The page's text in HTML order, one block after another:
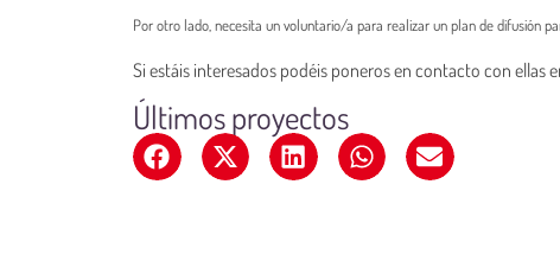
Por otro lado, necesita un voluntario/a para realizar un plan de difusión
Si estáis interesados podéis poneros en contacto con ellas
Últimos proyectos